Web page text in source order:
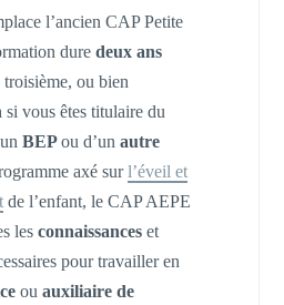
l’ancien CAP Petite
dure deux ans
troisième, ou bien
si vous êtes titulaire du
BEPou d’un autre
axé surl’éveil et
de l’enfant, le CAP AEPE
les connaissances et
pour travailler en
ou auxiliaire de